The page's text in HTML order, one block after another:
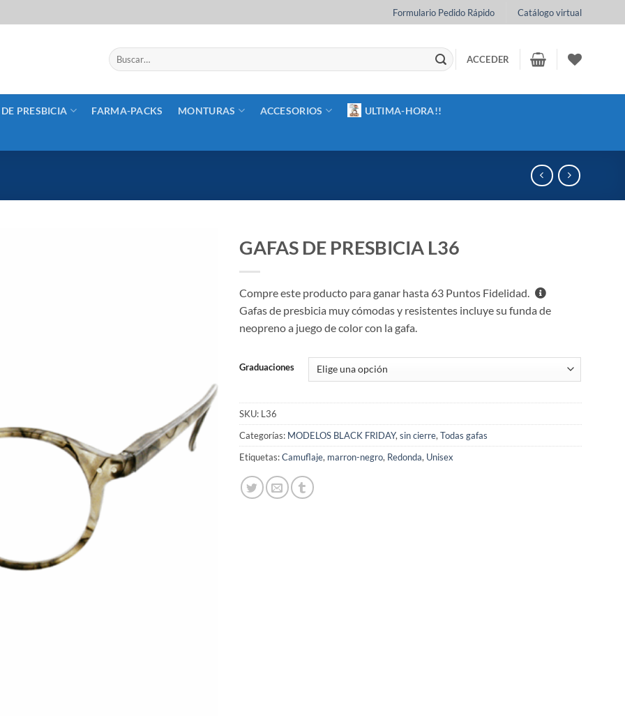
Formulario Pedido Rápido Catálogo virtual
Buscar
por:
ACCEDER
PRESBICIA FARMA-PACKS MONTURAS ACCESORIOS ULTIMA-HORA!!
GAFAS DE PRESBICIA L36
Compre este producto para ganar hasta 63 Puntos Fidelidad.
Gafas de presbicia muy cómodas y resistentes incluye su funda de
neopreno a juego de color con la gafa.
Graduaciones
SKU: L36
Categorías: MODELOS BLACK FRIDAY,sin cierre,Todas gafas
Etiquetas:Camuflaje, marron-negro, Redonda, Unisex